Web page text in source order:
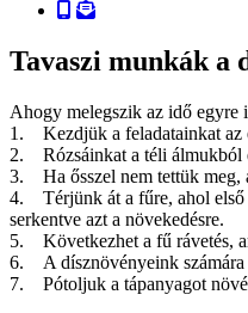
Tavaszi munkák a
Ahogy melegszik az idő egyre
1. Kezdjük a feladatainkat az
2. Rózsáinkat a téli álmukból
3. Ha ősszel nem tettük meg,
4. Térjünk át a fűre, ahol első
serkentve azt a növekedésre.
5. Következhet a fű rávetés,
6. A dísznövényeink számára
7. Pótoljuk a tápanyagot